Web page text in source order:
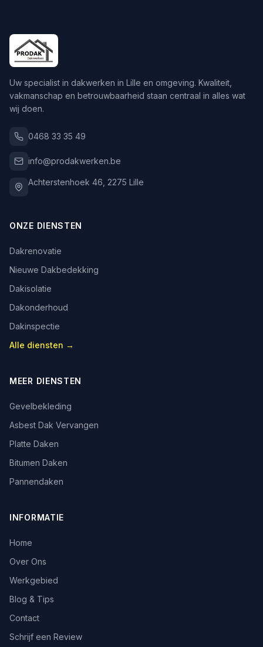
Uw specialist in dakwerken in Lille en omgeving. Kwaliteit,
vakmanschap en betrouwbaarheid staan centraal in alles wat
wij doen.
0468 33 35 49
info@prodakwerken.be
Achterstenhoek 46 2275 Lille
ONZE DIENSTEN
Dakrenovatie
Nieuwe Dakbedekking
Dakisolatie
Dakonderhoud
Dakinspectie
Alle diensten →
MEER DIENSTEN
Gevelbekleding
Asbest Dak Vervangen
Platte Daken
Bitumen Daken
Pannendaken
INFORMATIE
Home
Over Ons
Werkgebied
Blog & Tips
Contact
Schrijf een Review